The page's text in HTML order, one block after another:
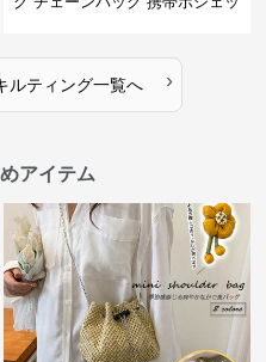
ルティング一覧へ ›
アイテム